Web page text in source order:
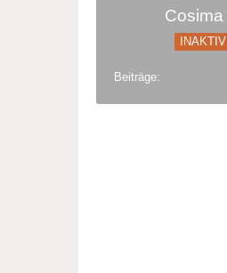
Cosima
INAKTIV
Beiträge